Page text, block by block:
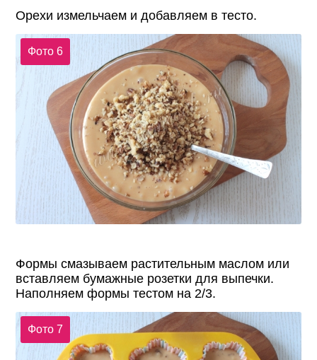
Орехи измельчаем и добавляем в тесто.
Фото 6
Формы смазываем растительным маслом или
вставляем бумажные розетки для выпечки.
Наполняем формы тестом на 2/3.
Фото 7